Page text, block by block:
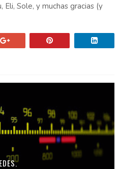
Eli, Sole, y muchas gracias (y